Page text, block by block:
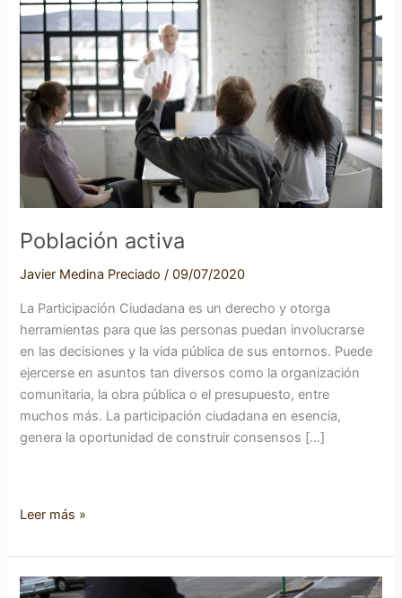
Población activa
Javier Medina Preciado/09/07/2020
La Participación Ciudadana es un derecho y otorga
herramientas para que las personas puedan involucrarse
en las decisiones y la vida pública de sus entornos. Puede
ejercerse en asuntos tan diversos como la organización
comunitaria, la obra pública o el presupuesto, entre
muchos más. La participación ciudadana en esencia,
genera la oportunidad de construir consensos […]
Leer más »
Debe